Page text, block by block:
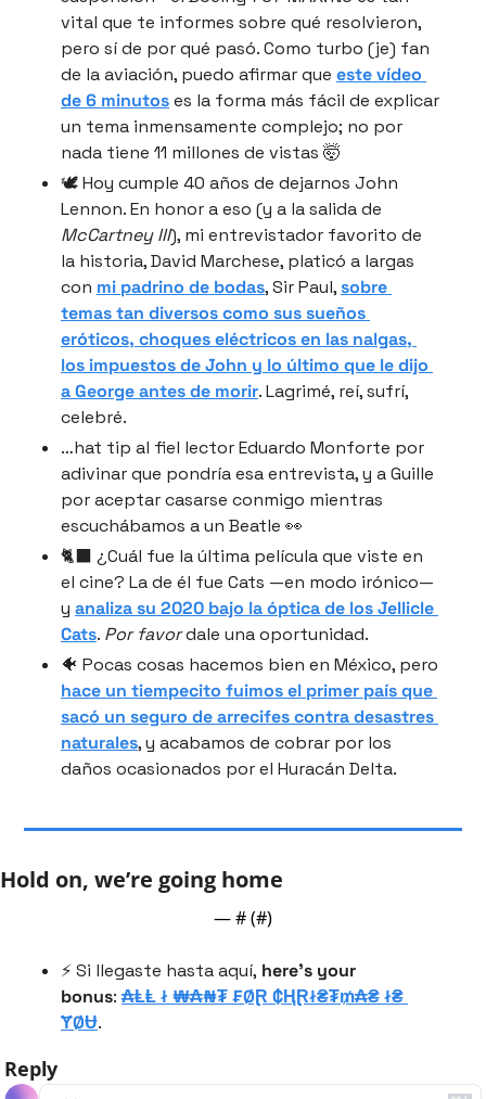
vital que te informes sobre qué resolvieron,
pero sí de por qué pasó. Como turbo (je) fan
de la aviación, puedo afirmar que este vídeo
de 6 minutos es la forma más fácil de explicar
un tema inmensamente complejo; no por
nada tiene 11 millones de vistas 🤯
🕊 Hoy cumple 40 años de dejarnos John
McCartney III), mi entrevistador favorito de
la historia, David Marchese, platicó a largas
con mi padrino de bodas, Sir Paul, sobre
temas tan diversos como sus sueños
eróticos, choques eléctricos en las nalgas,
los impuestos de John y lo último que le dijo
a George antes de morir. Lagrimé, reí, sufrí,
celebré.
…hat tip al fiel lector Eduardo Monforte por
adivinar que pondría esa entrevista, y a Guille
por aceptar casarse conmigo mientras
escuchábamos a un Beatle 👀
🐈‍⬛ ¿Cuál fue la última película que viste en
el cine? La de él fue Cats —en modo irónico—
y analiza su 2020 bajo la óptica de los Jellicle
Cats. Por favor dale una oportunidad.
hace un tiempecito fuimos el primer país que
sacó un seguro de arrecifes contra desastres
naturales, y acabamos de cobrar por los
daños ocasionados por el Huracán Delta.
Hold on, we’re going home
— # (#)
⚡️ Si llegaste hasta aquí, here’s your
bonus: ₳ⱠⱠ ł ₩₳₦₮ ₣ØⱤ ₵ⱧⱤł₴₮₥₳₴ ł₴
ɎØɄ.
Reply